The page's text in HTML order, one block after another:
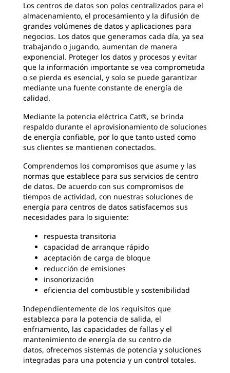
Los centros de datos son polos centralizados para el
almacenamiento, el procesamiento y la difusión de
grandes volúmenes de datos y aplicaciones para
negocios. Los datos que generamos cada día, ya sea
trabajando o jugando, aumentan de manera
exponencial. Proteger los datos y procesos y evitar
que la información importante se vea comprometida
o se pierda es esencial, y solo se puede garantizar
mediante una fuente constante de energía de
calidad.
Mediante la potencia eléctrica Cat®, se brinda
respaldo durante el aprovisionamiento de soluciones
de energía confiable, por lo que tanto usted como
sus clientes se mantienen conectados.
Comprendemos los compromisos que asume y las
normas que establece para sus servicios de centro
de datos. De acuerdo con sus compromisos de
tiempos de actividad, con nuestras soluciones de
energía para centros de datos satisfacemos sus
necesidades para lo siguiente:
respuesta transitoria
capacidad de arranque rápido
aceptación de carga de bloque
reducción de emisiones
insonorización
eficiencia del combustible y sostenibilidad
Independientemente de los requisitos que
establezca para la potencia de salida, el
enfriamiento, las capacidades de fallas y el
mantenimiento de energía de su centro de
datos, ofrecemos sistemas de potencia y soluciones
integradas para una potencia y un control totales.